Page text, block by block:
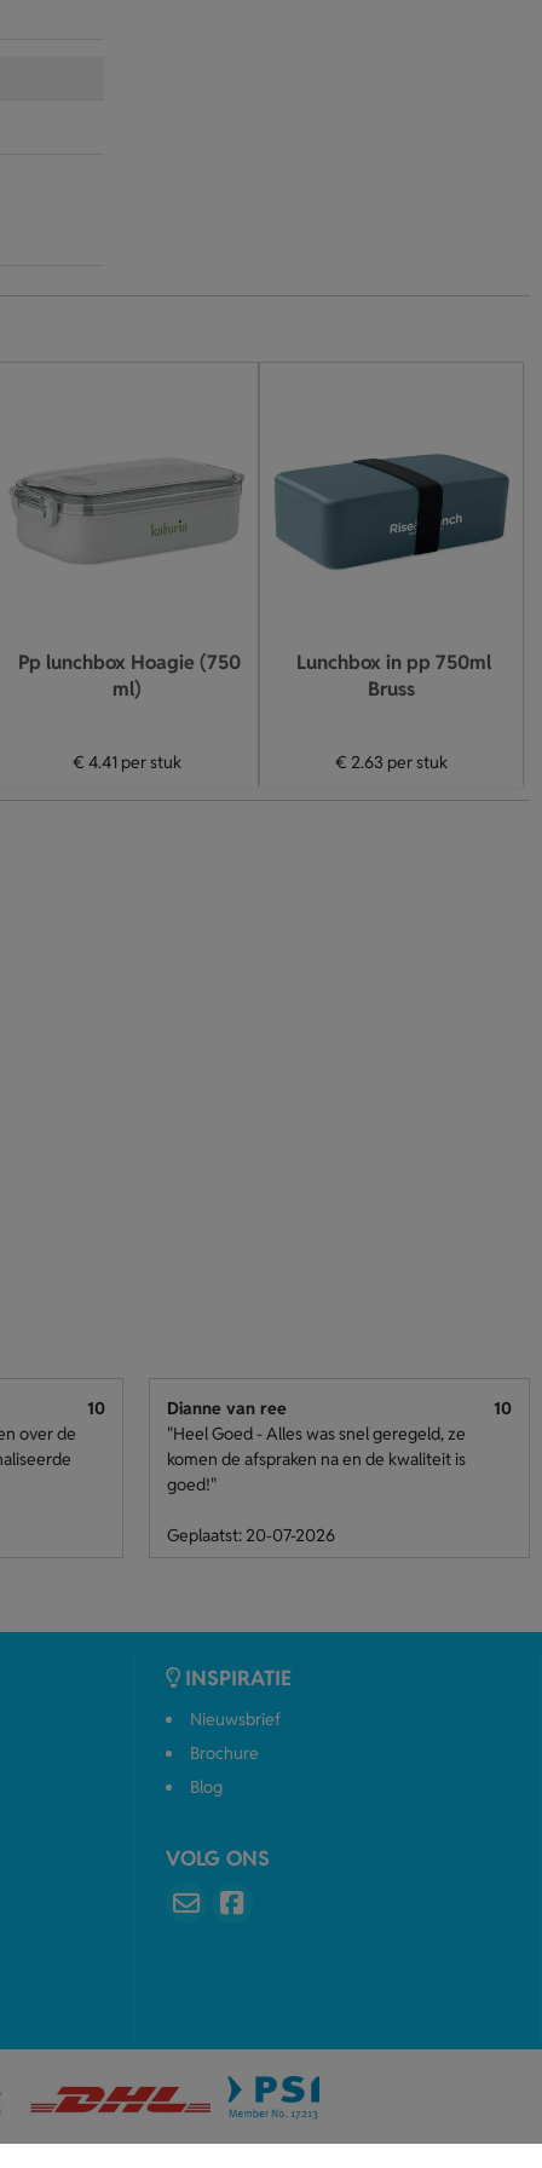
Pp lunchbox Hoagie (750
ml)
€ 4.41 per stuk
Lunchbox in pp 750ml
Bruss
€ 2.63 per stuk
10
over de
Dianne van ree
10
"Heel Goed - Alles was snel geregeld, ze
komen de afspraken na en de kwaliteit is
goed!"
Geplaatst: 20-07-2026
INSPIRATIE
Nieuwsbrief
Brochure
Blog
VOLG ONS